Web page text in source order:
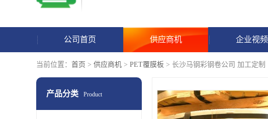
公司首页 供应商机 企业视频
当前位置： 首页 > 供应商机 > PET覆膜板 > 长沙马钢彩钢卷公司 加工定制
产品分类 Product